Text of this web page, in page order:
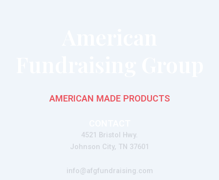
AMERICAN MADE PRODUCTS
4521 Bristol Hwy.
Johnson City, TN 37601
info@afgfundraising.com